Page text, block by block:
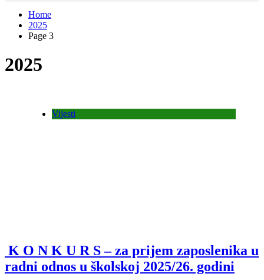
Home
2025
Page 3
2025
Vijesti
K O N K U R S – za prijem zaposlenika u
radni odnos u školskoj 2025/26. godini